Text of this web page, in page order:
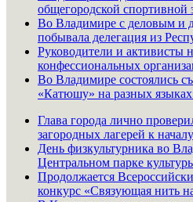
общегородской спортивной
Во Владимире с деловым и
побывала делегация из
Руководители и активисты
конфессиональных
Во Владимире состоялись
«Катюшу» на разных
Глава города лично
загородных лагерей к
День физкультурника во
Центральном парке
Продолжается
конкурс «Связующая нить